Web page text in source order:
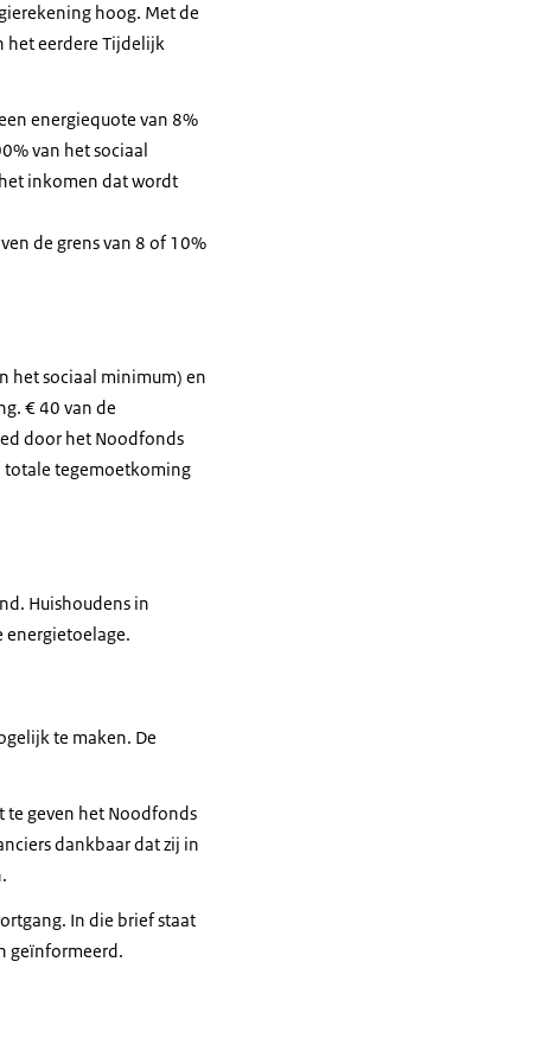
hoog. Met de
het eerdere Tijdelijk
energiequote van 8%
van het sociaal
inkomen dat wordt
de grens van 8 of 10%
het sociaal minimum) en
€ 40 van de
door het Noodfonds
totale tegemoetkoming
Huishoudens in
energietoelage.
te maken. De
te geven het Noodfonds
dankbaar dat zij in
In die brief staat
geïnformeerd.